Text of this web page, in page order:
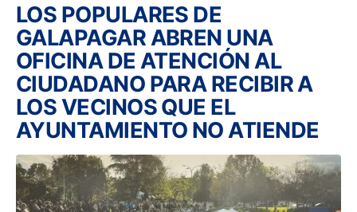
LOS POPULARES DE
GALAPAGAR ABREN UNA
OFICINA DE ATENCIÓN AL
CIUDADANO PARA RECIBIR A
LOS VECINOS QUE EL
AYUNTAMIENTO NO ATIENDE